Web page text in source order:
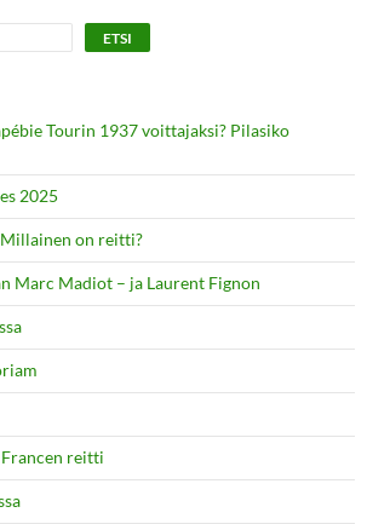
ETSI
Tourin 1937 voittajaksi? Pilasiko
2025
on reitti?
Marc Madiot – ja Laurent Fignon
reitti